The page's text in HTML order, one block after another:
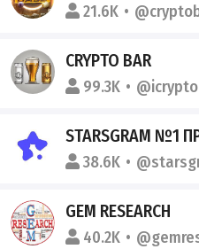
21.6K
CRYPTO BAR
99.3K
STARSGRAM №1
38.6K
GEM RESEARCH
40.2K